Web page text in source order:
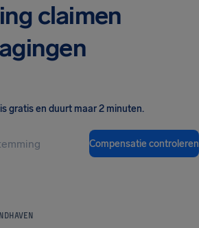
claimen
gratis en duurt maar 2 minuten.
Compensatie controleren